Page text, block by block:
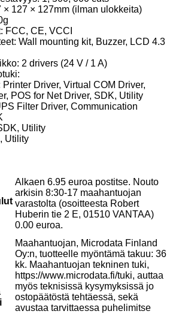
× 127 × 127mm (ilman ulokkeita)
FCC, CE, VCCI
Wall mounting kit, Buzzer, LCD 4.3
2 drivers (24 V / 1 A)
Driver, Virtual COM Driver,
POS for Net Driver, SDK, Utility
Filter Driver, Communication
Utility
Utility
Alkaen 6.95 euroa postitse. Nouto
arkisin 8:30-17 maahantuojan
varastolta (osoitteesta Robert
Huberin tie 2 E, 01510 VANTAA)
0.00 euroa.
Maahantuojan, Microdata Finland
Oy:n, tuotteelle myöntämä takuu: 36
kk. Maahantuojan tekninen tuki,
https://www.microdata.fi/tuki, auttaa
myös teknisissä kysymyksissä jo
ostopäätöstä tehtäessä, sekä
avustaa tarvittaessa puhelimitse